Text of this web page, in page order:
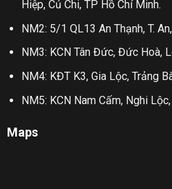
Hiệp, Củ Chi, TP Hồ Chí Minh.
NM2: 5/1 QL13 An Thạnh, T.
NM3: KCN Tân Đức, Đức Hoà,
NM4: KĐT K3, Gia Lộc, Trảng
NM5: KCN Nam Cấm, Nghi
Maps